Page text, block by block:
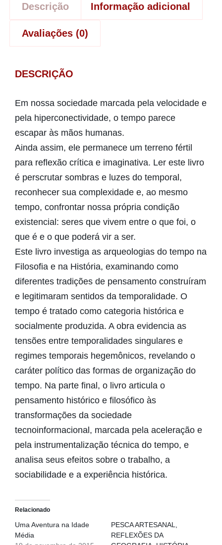
Descrição Informação adicional
Avaliações (0)
DESCRIÇÃO
Em nossa sociedade marcada pela velocidade e
pela hiperconectividade, o tempo parece
escapar às mãos humanas.
Ainda assim, ele permanece um terreno fértil
para reflexão crítica e imaginativa. Ler este livro
é perscrutar sombras e luzes do temporal,
reconhecer sua complexidade e, ao mesmo
tempo, confrontar nossa própria condição
existencial: seres que vivem entre o que foi, o
que é e o que poderá vir a ser.
Este livro investiga as arqueologias do tempo na
Filosofia e na História, examinando como
diferentes tradições de pensamento construíram
e legitimaram sentidos da temporalidade. O
tempo é tratado como categoria histórica e
socialmente produzida. A obra evidencia as
tensões entre temporalidades singulares e
regimes temporais hegemônicos, revelando o
caráter político das formas de organização do
tempo. Na parte final, o livro articula o
pensamento histórico e filosófico às
transformações da sociedade
tecnoinformacional, marcada pela aceleração e
pela instrumentalização técnica do tempo, e
analisa seus efeitos sobre o trabalho, a
sociabilidade e a experiência histórica.
Relacionado
Uma Aventura na Idade
Média
PESCA ARTESANAL,
REFLEXÕES DA